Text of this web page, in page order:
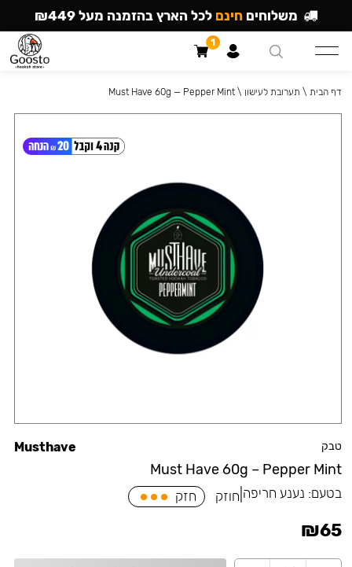
טבק
Must Have 60g – Pepper Mint
Musthave
בטעם: נענע חריפה חוזק חזק
₪65
דף הבית \ תערובת לעישון \
Must Have 60g — Pepper Mint
משלוחים חינם לכל הארץ בהזמנה מעל ₪449
1